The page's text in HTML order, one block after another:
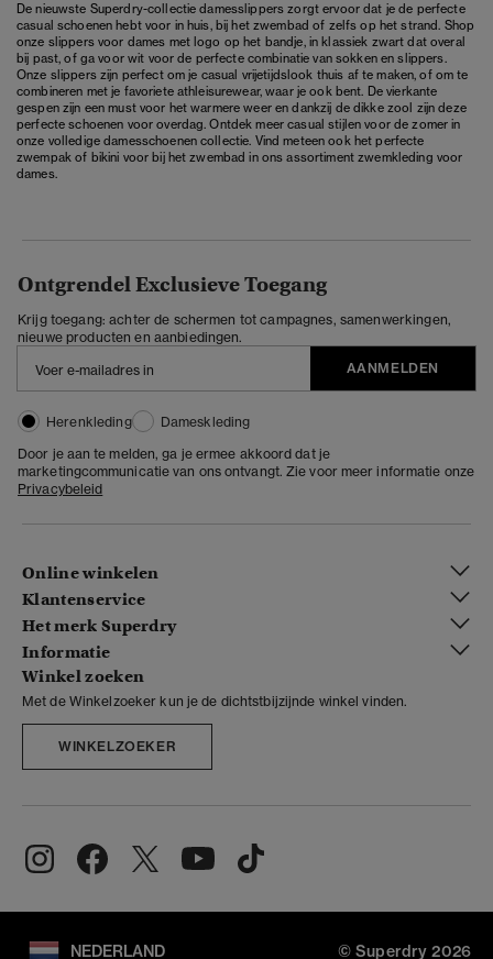
De nieuwste Superdry-collectie damesslippers zorgt ervoor dat je de perfecte
casual schoenen hebt voor in huis, bij het zwembad of zelfs op het strand. Shop
onze slippers voor dames met logo op het bandje, in klassiek zwart dat overal
bij past, of ga voor wit voor de perfecte combinatie van sokken en slippers.
Onze slippers zijn perfect om je casual vrijetijdslook thuis af te maken, of om te
combineren met je favoriete athleisurewear, waar je ook bent. De vierkante
gespen zijn een must voor het warmere weer en dankzij de dikke zool zijn deze
perfecte schoenen voor overdag. Ontdek meer casual stijlen voor de zomer in
onze volledigedamesschoenencollectie. Vind meteen ook het perfecte
zwempak of bikini voor bij het zwembad in ons assortimentzwemkleding voor
dames.
Ontgrendel Exclusieve Toegang
Krijg toegang: achter de schermen tot campagnes, samenwerkingen,
nieuwe producten en aanbiedingen.
AANMELDEN
Herenkleding
Dameskleding
Door je aan te melden, ga je ermee akkoord dat je
marketingcommunicatie van ons ontvangt. Zie voor meer informatie onze
Privacybeleid
Online winkelen
Klantenservice
Het merk Superdry
Informatie
Winkel zoeken
Met de Winkelzoeker kun je de dichtstbijzijnde winkel vinden.
WINKELZOEKER
NEDERLAND © Superdry 2026